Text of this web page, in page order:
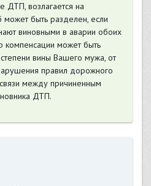
ДТП, возлагается на
может быть разделен, если
виновными в аварии обоих
компенсации может быть
вины Вашего мужа, от
правил дорожного
между причиненным
ДТП.